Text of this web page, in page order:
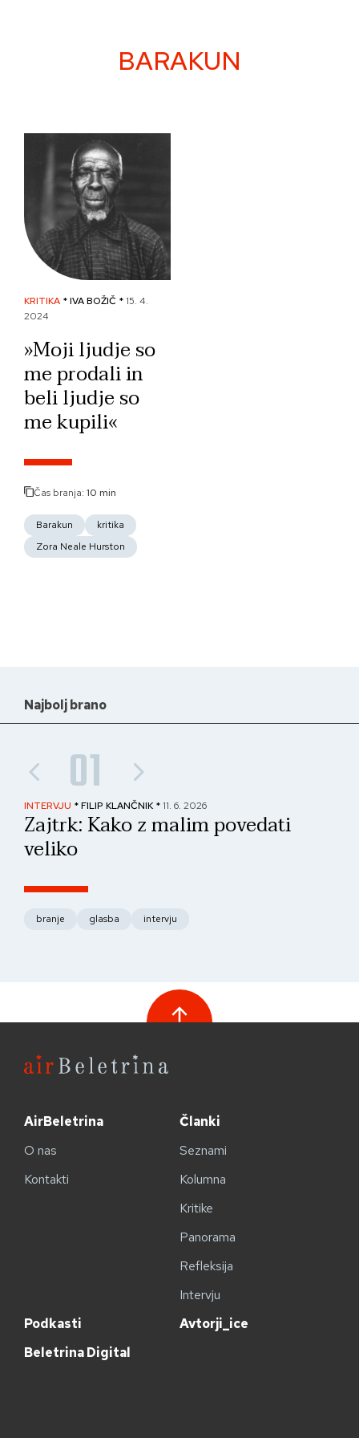
BARAKUN
KRITIKA * IVA BOŽIČ * 15. 4.
2024
»Moji ljudje so
me prodali in
beli ljudje so
me kupili«
Čas branja: 10 min
Barakun
kritika
Zora Neale Hurston
Najbolj brano
01
INTERVJU * FILIP KLANČNIK * 11. 6. 2026
Zajtrk: Kako z malim povedati
veliko
branje glasba intervju
AirBeletrina
O nas
Kontakti
Članki
Seznami
Kolumna
Kritike
Panorama
Refleksija
Intervju
Podkasti
Avtorji_ice
Beletrina Digital